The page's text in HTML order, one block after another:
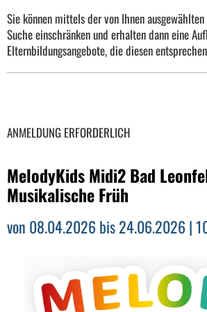
Sie können mittels der von Ihnen
Suche einschränken und erhalten dann eine
Elternbildungsangebote, die diesen
ANMELDUNG ERFORDERLICH
MelodyKids Midi2 Bad
Musikalische Früh
von 08.04.2026 bis 24.06.2026 |